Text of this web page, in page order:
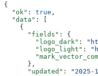
{
  "ok"
: true ,
  "data"
: [
    {
      "fields"
: {
        "logo_dark"
:
        "logo_light"
:
      },
      "updated"
: "2025-